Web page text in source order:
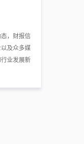
，财报信
及众多媒
业发展新